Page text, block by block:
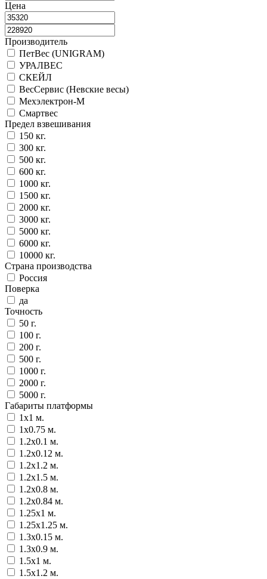
Цена
Производитель
ПетВес (UNIGRAM)
УРАЛВЕС
СКЕЙЛ
ВесСервис (Невские весы)
Мехэлектрон-М
Смартвес
Предел взвешивания
150 кг.
300 кг.
500 кг.
600 кг.
1000 кг.
1500 кг.
2000 кг.
3000 кг.
5000 кг.
6000 кг.
10000 кг.
Страна производства
Россия
Поверка
да
Точность
50 г.
100 г.
200 г.
500 г.
1000 г.
2000 г.
5000 г.
Габариты платформы
1x1 м.
1x0.75 м.
1.2x0.1 м.
1.2x0.12 м.
1.2x1.2 м.
1.2x1.5 м.
1.2x0.8 м.
1.2x0.84 м.
1.25x1 м.
1.25x1.25 м.
1.3x0.15 м.
1.3x0.9 м.
1.5x1 м.
1.5x1.2 м.